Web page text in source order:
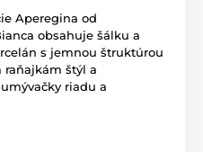
Aperegina od
obsahuje šálku a
s jemnou štruktúrou
raňajkám štýl a
riadu a